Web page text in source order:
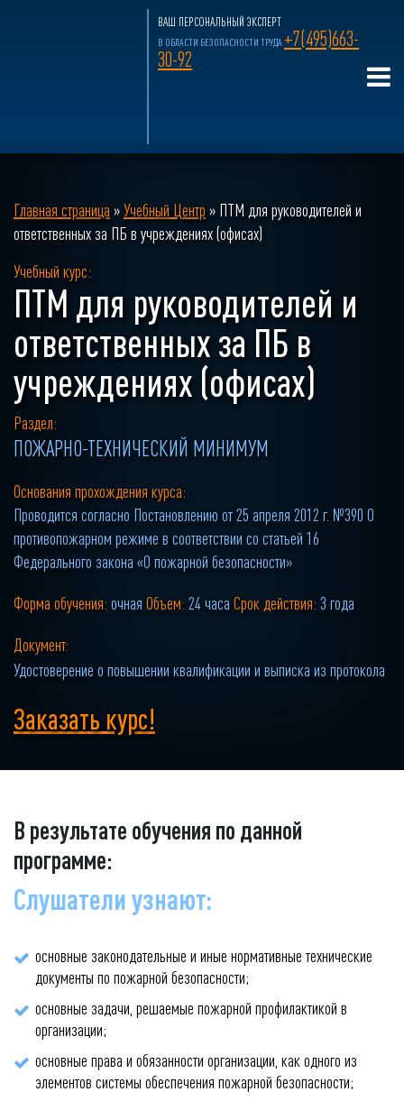
ВАШ ПЕРСОНАЛЬНЫЙ ЭКСПЕРТ
В ОБЛАСТИ БЕЗОПАСНОСТИ ТРУДА +7(495)663-
30-92
Главная страница »Учебный Центр » ПТМ для руководителей и
ответственных за ПБ в учреждениях (офисах)
Учебный курс:
ПТМ для руководителей и
ответственных за ПБ в
учреждениях (офисах)
Раздел:
ПОЖАРНО-ТЕХНИЧЕСКИЙ МИНИМУМ
Основания прохождения курса:
Проводится согласно Постановлению от 25 апреля 2012 г. №390 О
противопожарном режиме в соответствии со статьей 16
Федерального закона «О пожарной безопасности»
Форма обучения: очная Объем: 24 часа Срок действия: 3 года
Документ:
Удостоверение о повышении квалификации и выписка из протокола
Заказать курс!
В результате обучения по данной
программе:
Слушатели узнают:
основные законодательные и иные нормативные технические
документы по пожарной безопасности;
основные задачи, решаемые пожарной профилактикой в
организации;
основные права и обязанности организации, как одного из
элементов системы обеспечения пожарной безопасности;